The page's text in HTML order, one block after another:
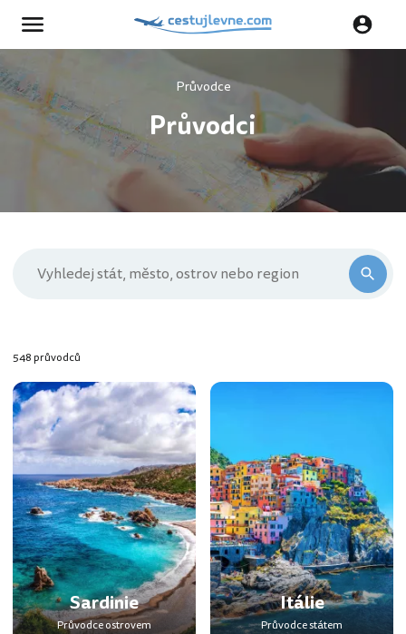
Průvodce
Průvodci
548 průvodců
Sardinie
Průvodce ostrovem
Itálie
Průvodce státem